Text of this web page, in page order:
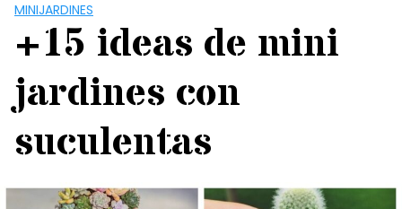
MINIJARDINES
+15 ideas de mini
jardines con
suculentas